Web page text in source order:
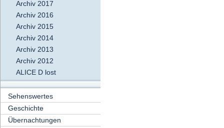
Archiv 2017
Archiv 2016
Archiv 2015
Archiv 2014
Archiv 2013
Archiv 2012
ALICE D lost
Sehenswertes
Geschichte
Übernachtungen